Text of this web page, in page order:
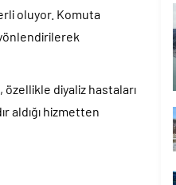
oluyor. Komuta
diyaliz hastaları
aldığı hizmetten